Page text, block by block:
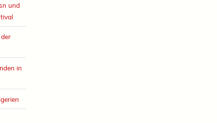
und
in